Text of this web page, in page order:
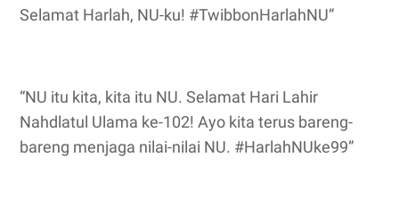
Selamat Harlah, NU-ku! #TwibbonHarlahNU”
“NU itu kita, kita itu NU. Selamat Hari Lahir
Nahdlatul Ulama ke-102! Ayo kita terus bareng-
bareng menjaga nilai-nilai NU. #HarlahNUke99”